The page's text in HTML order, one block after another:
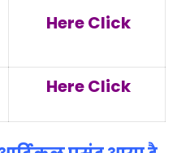
Here Click
Here Click